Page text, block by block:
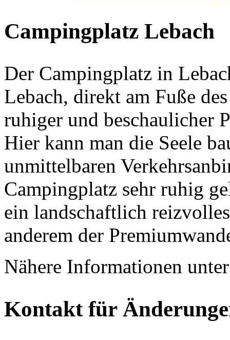
Campingplatz Lebach
Der Campingplatz in
Lebach, direkt am Fuße
ruhiger und beschaulicher
Hier kann man die Seele
unmittelbaren
Campingplatz sehr ruhig
ein landschaftlich
anderem der
Nähere Informationen
Kontakt für